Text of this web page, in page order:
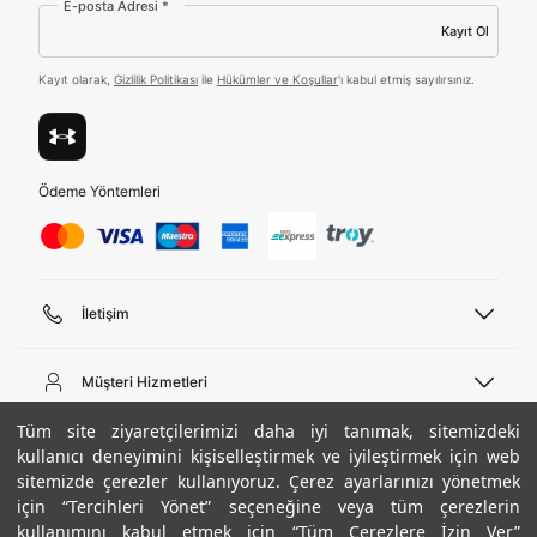
Tüm site ziyaretçilerimizi daha iyi tanımak, sitemizdeki
kullanıcı deneyimini kişiselleştirmek ve iyileştirmek için web
sitemizde çerezler kullanıyoruz. Çerez ayarlarınızı yönetmek
için “Tercihleri Yönet” seçeneğine veya tüm çerezlerin
kullanımını kabul etmek için “Tüm Çerezlere İzin Ver”
Tümünü Gör
E-posta Adresi *
Kayıt Ol
Kayıt olarak, Gizlilik Politikası ile Hükümler ve Koşullar'ı kabul etmiş sayılırsınız.
Ödeme Yöntemleri
İletişim
444 02 00
Pazartesi - Cuma 09:00 - 18:00
E-posta
bilgi@underarmour.com
Müşteri Hizmetleri
Sipariş Sorgulama
Bize Ulaşın
Teslimat Bilgileri
İşlem Rehberi
Hakkımızda
Ticari Bilgiler
Hükümler ve Koşullar
UA Sosyal Medya
ediyorum.
Üye Ol